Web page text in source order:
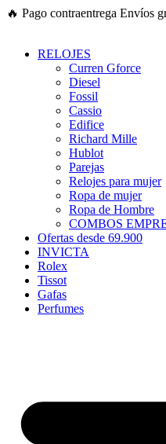
Ir
🔥 Pago contraentrega Envíos
RELOJES
Curren Gforce
Diesel
Fossil
Cassio
Edifice
Richard Mille
Hublot
Parejas
Relojes para mujer
Ropa de mujer
Ropa de Hombre
COMBOS
Ofertas desde 69.900
INVICTA
Rolex
Tissot
Gafas
Perfumes